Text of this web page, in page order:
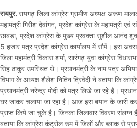
रायपुर. रायगढ़ जिला कांग्रेस ग्रामीण अध्यक्ष अरूण
महामंत्री गिरीश देवांगन, प्रदेश कांग्रेस के महामंत्री एवं
छाबड़ा, प्रदेश कांग्रेस के मुख्य प्रवक्ता सुशील आनंद
5 हजार पत्र प्रदेश कांग्रेस कार्यालय में सौपें। इस
जिला महामंत्री विकास शर्मा, सारंगढ़ युवा कांग्रेस
सिंह ठाकुर उपस्थित थे। प्रधानमंत्री के नाम पत्र
विभाग के अध्यक्ष शैलेश नितिन त्रिवेदी ने बताया कि
प्रधानमंत्री नरेन्द्र मोदी को पत्र लिखे जा रहे है।
घर जाकर चलाया जा रहा है। आज इस बयान के
प्राप्त किये जा चुके है। जिनका जिलावार विवरण संलग्न
बताया कि कांग्रेस कंट्रोल रूम में जिलों और ब्लाक से